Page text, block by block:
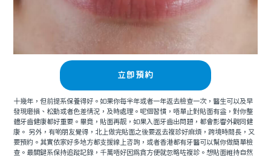
立即預約
十幾年，但前提系保養得好。如果你每半年或者一年返去檢查一次，醫生可以及早
發現磨損、松動或者色差情況，及時處理。呢個習慣，唔單止對貼面有益，對你整
體牙齒健康都好重要。畢竟，貼面再靓，如果入面牙齒出問題，都會影響外觀同健
康。 另外，有啲朋友覺得，北上做完貼面之後要返去複診好麻煩，跨境時間長，又
要預約。其實依家好多地方都支援線上咨詢，或者香港都有牙醫可以幫你做簡單檢
查。最關鍵系保持追蹤記錄，千萬唔好因爲貪方便就忽略咗複診。想貼面維持自然